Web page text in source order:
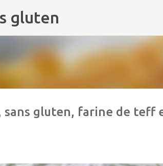
gluten
sans gluten, farine de teff